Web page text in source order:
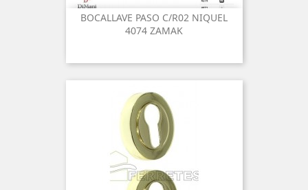
BOCALLAVE PASO C/R02 NIQUEL
4074 ZAMAK